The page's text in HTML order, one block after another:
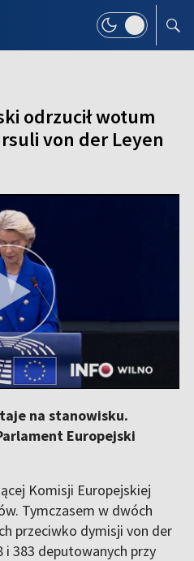
odrzucił wotum
von der Leyen
na stanowisku.
Europejski
Komisji Europejskiej
Tymczasem w dwóch
przeciwko dymisji von der
i 383 deputowanych przy